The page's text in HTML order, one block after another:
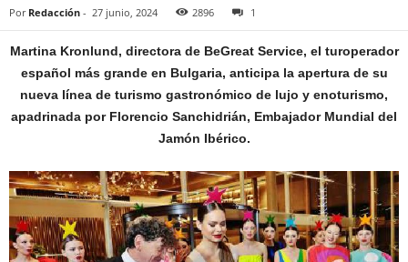
Por Redacción - 27 junio, 2024 2896 1
Martina Kronlund, directora de BeGreat Service, el turoperador
español más grande en Bulgaria, anticipa la apertura de su
nueva línea de turismo gastronómico de lujo y enoturismo,
apadrinada por Florencio Sanchidrián, Embajador Mundial del
Jamón Ibérico.